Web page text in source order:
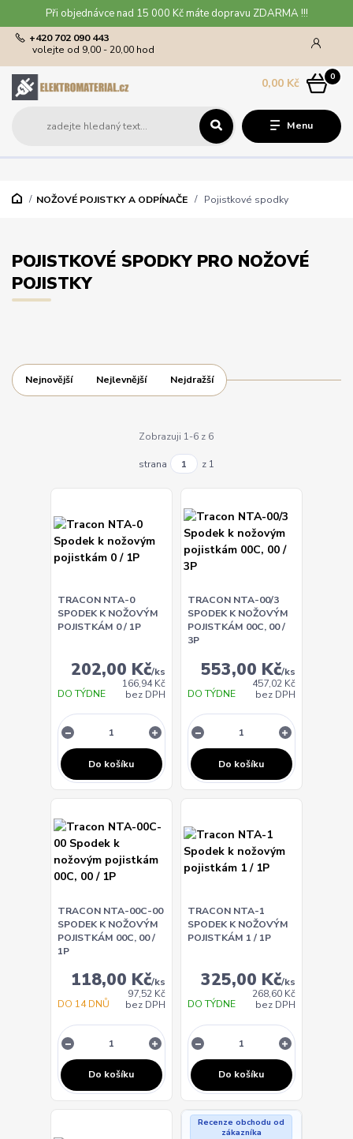
Při objednávce nad 15 000 Kč máte dopravu ZDARMA !!!
Menu
+420 702 090 443
volejte od 9,00 - 20,00 hod
0
0,00 Kč
NOŽOVÉ POJISTKY A ODPÍNAČE Pojistkové spodky
POJISTKOVÉ SPODKY PRO NOŽOVÉ
POJISTKY
Nejnovější Nejlevnější Nejdražší
Zobrazuji 1-6 z 6
strana z 1
TRACON NTA-0
SPODEK K NOŽOVÝM
POJISTKÁM 0 / 1P
202,00 Kč/ks
166,94 Kč
bez DPH
DO TÝDNE
Do košíku
TRACON NTA-00/3
SPODEK K NOŽOVÝM
POJISTKÁM 00C, 00 /
3P
553,00 Kč/ks
457,02 Kč
bez DPH
DO TÝDNE
Do košíku
TRACON NTA-00C-00
SPODEK K NOŽOVÝM
POJISTKÁM 00C, 00 /
1P
118,00 Kč/ks
97,52 Kč
bez DPH
DO 14 DNŮ
Do košíku
TRACON NTA-1
SPODEK K NOŽOVÝM
POJISTKÁM 1 / 1P
325,00 Kč/ks
268,60 Kč
bez DPH
DO TÝDNE
Do košíku
Recenze obchodu od
zákazníka